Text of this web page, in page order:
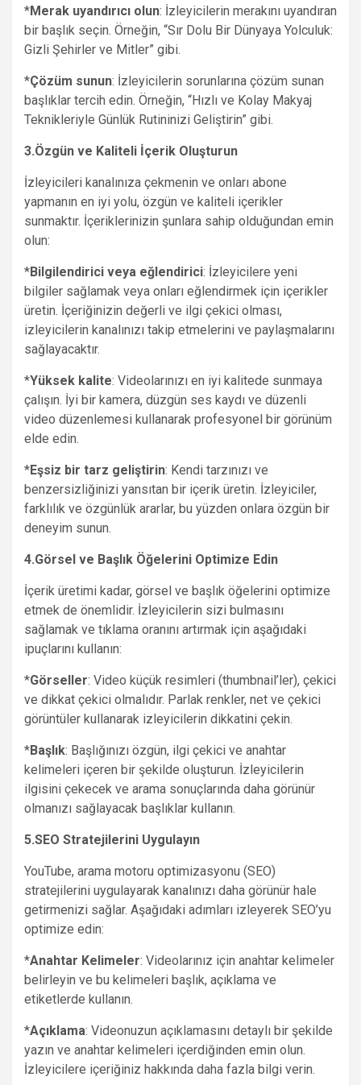
*Merak uyandırıcı olun: İzleyicilerin merakını uyandıran
bir başlık seçin. Örneğin, “Sır Dolu Bir Dünyaya Yolculuk:
Gizli Şehirler ve Mitler” gibi.
*Çözüm sunun: İzleyicilerin sorunlarına çözüm sunan
başlıklar tercih edin. Örneğin, “Hızlı ve Kolay Makyaj
Teknikleriyle Günlük Rutininizi Geliştirin” gibi.
3.Özgün ve Kaliteli İçerik Oluşturun
İzleyicileri kanalınıza çekmenin ve onları abone
yapmanın en iyi yolu, özgün ve kaliteli içerikler
sunmaktır. İçeriklerinizin şunlara sahip olduğundan emin
olun:
*Bilgilendirici veya eğlendirici: İzleyicilere yeni
bilgiler sağlamak veya onları eğlendirmek için içerikler
üretin. İçeriğinizin değerli ve ilgi çekici olması,
izleyicilerin kanalınızı takip etmelerini ve paylaşmalarını
sağlayacaktır.
*Yüksek kalite: Videolarınızı en iyi kalitede sunmaya
çalışın. İyi bir kamera, düzgün ses kaydı ve düzenli
video düzenlemesi kullanarak profesyonel bir görünüm
elde edin.
*Eşsiz bir tarz geliştirin: Kendi tarzınızı ve
benzersizliğinizi yansıtan bir içerik üretin. İzleyiciler,
farklılık ve özgünlük ararlar, bu yüzden onlara özgün bir
deneyim sunun.
4.Görsel ve Başlık Öğelerini Optimize Edin
İçerik üretimi kadar, görsel ve başlık öğelerini optimize
etmek de önemlidir. İzleyicilerin sizi bulmasını
sağlamak ve tıklama oranını artırmak için aşağıdaki
ipuçlarını kullanın:
*Görseller: Video küçük resimleri (thumbnail’ler), çekici
ve dikkat çekici olmalıdır. Parlak renkler, net ve çekici
görüntüler kullanarak izleyicilerin dikkatini çekin.
*Başlık: Başlığınızı özgün, ilgi çekici ve anahtar
kelimeleri içeren bir şekilde oluşturun. İzleyicilerin
ilgisini çekecek ve arama sonuçlarında daha görünür
olmanızı sağlayacak başlıklar kullanın.
5.SEO Stratejilerini Uygulayın
YouTube, arama motoru optimizasyonu (SEO)
stratejilerini uygulayarak kanalınızı daha görünür hale
getirmenizi sağlar. Aşağıdaki adımları izleyerek SEO’yu
optimize edin:
*Anahtar Kelimeler: Videolarınız için anahtar kelimeler
belirleyin ve bu kelimeleri başlık, açıklama ve
etiketlerde kullanın.
*Açıklama: Videonuzun açıklamasını detaylı bir şekilde
yazın ve anahtar kelimeleri içerdiğinden emin olun.
İzleyicilere içeriğiniz hakkında daha fazla bilgi verin.